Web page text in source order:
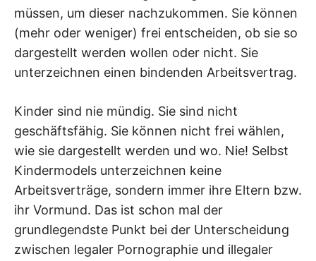
müssen, um dieser nachzukommen. Sie können
(mehr oder weniger) frei entscheiden, ob sie so
dargestellt werden wollen oder nicht. Sie
unterzeichnen einen bindenden Arbeitsvertrag.
Kinder sind nie mündig. Sie sind nicht
geschäftsfähig. Sie können nicht frei wählen,
wie sie dargestellt werden und wo. Nie! Selbst
Kindermodels unterzeichnen keine
Arbeitsverträge, sondern immer ihre Eltern bzw.
ihr Vormund. Das ist schon mal der
grundlegendste Punkt bei der Unterscheidung
zwischen legaler Pornographie und illegaler